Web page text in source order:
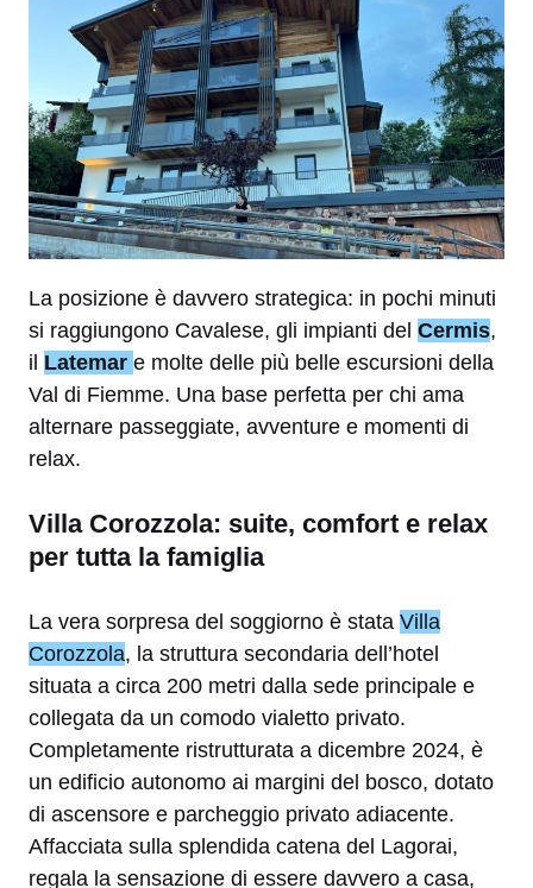
La posizione è davvero strategica: in pochi minuti
si raggiungono Cavalese, gli impianti del Cermis,
il Latemar e molte delle più belle escursioni della
Val di Fiemme. Una base perfetta per chi ama
alternare passeggiate, avventure e momenti di
relax.
Villa Corozzola: suite, comfort e relax
per tutta la famiglia
La vera sorpresa del soggiorno è stata Villa
Corozzola, la struttura secondaria dell’hotel
situata a circa 200 metri dalla sede principale e
collegata da un comodo vialetto privato.
Completamente ristrutturata a dicembre 2024, è
un edificio autonomo ai margini del bosco, dotato
di ascensore e parcheggio privato adiacente.
Affacciata sulla splendida catena del Lagorai,
regala la sensazione di essere davvero a casa,